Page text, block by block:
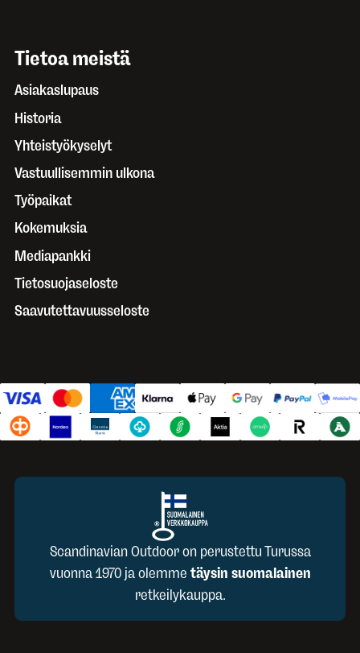
Tietoa meistä
Asiakaslupaus
Historia
Yhteistyökyselyt
Vastuullisemmin ulkona
Työpaikat
Kokemuksia
Mediapankki
Tietosuojaseloste
Saavutettavuusseloste
Scandinavian Outdoor on perustettu Turussa
vuonna 1970 ja olemme täysin suomalainen
retkeilykauppa.